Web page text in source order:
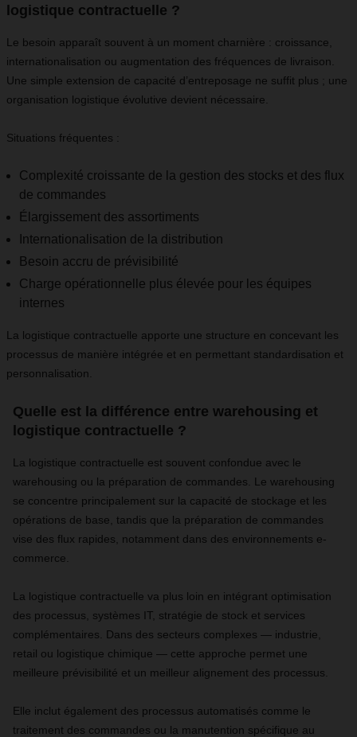
logistique contractuelle ?
Le besoin apparaît souvent à un moment charnière : croissance,
internationalisation ou augmentation des fréquences de livraison.
Une simple extension de capacité d’entreposage ne suffit plus ; une
organisation logistique évolutive devient nécessaire.
Situations fréquentes :
Complexité croissante de la gestion des stocks et des flux
de commandes
Élargissement des assortiments
Internationalisation de la distribution
Besoin accru de prévisibilité
Charge opérationnelle plus élevée pour les équipes
internes
La logistique contractuelle apporte une structure en concevant les
processus de manière intégrée et en permettant standardisation et
personnalisation.
Quelle est la différence entre warehousing et
logistique contractuelle ?
La logistique contractuelle est souvent confondue avec le
warehousing ou la préparation de commandes. Le warehousing
se concentre principalement sur la capacité de stockage et les
opérations de base, tandis que la préparation de commandes
vise des flux rapides, notamment dans des environnements e-
commerce.
La logistique contractuelle va plus loin en intégrant optimisation
des processus, systèmes IT, stratégie de stock et services
complémentaires. Dans des secteurs complexes — industrie,
retail ou logistique chimique — cette approche permet une
meilleure prévisibilité et un meilleur alignement des processus.
Elle inclut également des processus automatisés comme le
traitement des commandes ou la manutention spécifique au